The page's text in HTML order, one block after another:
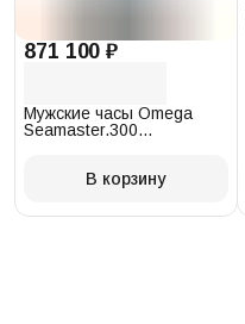
871 100 ₽
Мужские часы Omega
Seamaster.300
В корзину